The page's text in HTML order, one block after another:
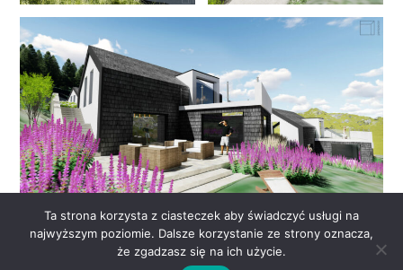
Ta strona korzysta z ciasteczek aby świadczyć usługi na
najwyższym poziomie. Dalsze korzystanie ze strony oznacza,
że zgadzasz się na ich użycie.